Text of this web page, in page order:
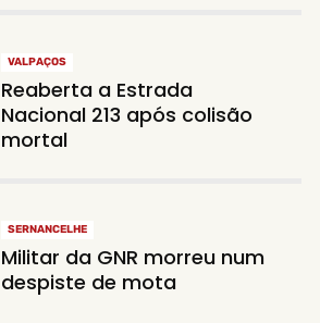
VALPAÇOS
Reaberta a Estrada
Nacional 213 após colisão
mortal
SERNANCELHE
Militar da GNR morreu num
despiste de mota